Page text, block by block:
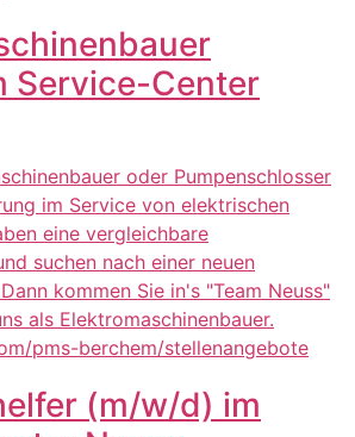
Service-Center
oder Pumpenschlosser
im Service von elektrischen
eine vergleichbare
suchen nach einer neuen
kommen Sie in's "Team Neuss"
als Elektromaschinenbauer.
pms-berchem/stellenangebote
(m/w/d) im